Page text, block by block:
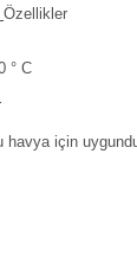
Özellikler
° C
havya için